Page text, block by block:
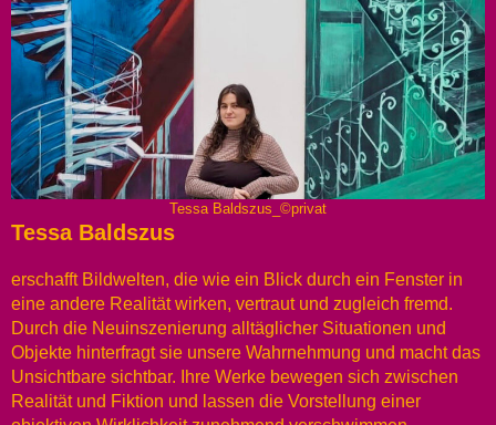
Tessa Baldszus_©privat
Tessa Baldszus
erschafft Bildwelten, die wie ein Blick durch ein Fenster in
eine andere Realität wirken, vertraut und zugleich fremd.
Durch die Neuinszenierung alltäglicher Situationen und
Objekte hinterfragt sie unsere Wahrnehmung und macht das
Unsichtbare sichtbar. Ihre Werke bewegen sich zwischen
Realität und Fiktion und lassen die Vorstellung einer